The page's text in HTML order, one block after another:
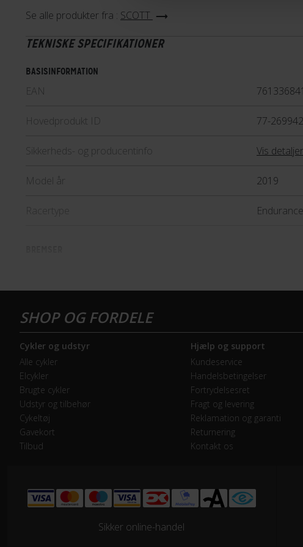
geometri, der giver en oprejst og
optimale stivhed til at performe
kvaliteten af cyklens komponenter.
Se alle produkter fra : SCOTT
TEKNISKE SPECIFIKATIONER
BASISINFORMATION
EAN
Hovedprodukt ID 77-
Sikkerheds- og producentinfo Vis detaljer
Model år 2019
Racertype Endurance
Bagskifter Shimano
Forskifter
Geartype Udvendige
Kassette
Samlet antal gear
Shimano
Cykler og udstyr
Alle cykler
Elcykler
Brugte cykler
Udstyr og tilbehør
Cykeltøj
Gavekort
Tilbud
Hjælp og support
Kundeservice
Handelsbetingelser
Fortrydelsesret
Fragt og levering
Reklamation og garanti
Returnering
Kontakt os
Sikker online-handel